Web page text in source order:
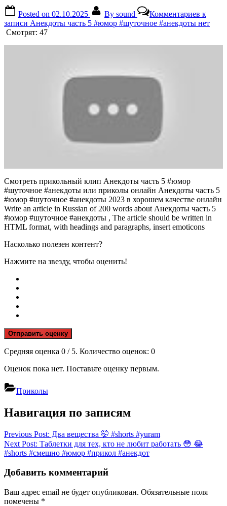
Posted on 02.10.2025 By sound Комментариев к
записи Анекдоты часть 5 #юмор #шуточное #анекдоты нет
Смотрят: 47
Смотреть прикольный клип Анекдоты часть 5 #юмор
#шуточное #анекдоты или приколы онлайн Анекдоты часть 5
#юмор #шуточное #анекдоты 2023 в хорошем качестве онлайн
Write an article in Russian of 200 words about Анекдоты часть 5
#юмор #шуточное #анекдоты , The article should be written in
HTML format, with headings and paragraphs, insert emoticons
Насколько полезен контент?
Нажмите на звезду, чтобы оценить!
Отправить оценку
Средняя оценка 0 / 5. Количество оценок: 0
Оценок пока нет. Поставьте оценку первым.
Приколы
Навигация по записям
Previous Post: Два вещества 🤭 #shorts #yuram
Next Post: Таблетки для тех, кто не любит работать 😳 😂
#shorts #смешно #юмор #прикол #анекдот
Добавить комментарий
Ваш адрес email не будет опубликован. Обязательные поля
помечены *